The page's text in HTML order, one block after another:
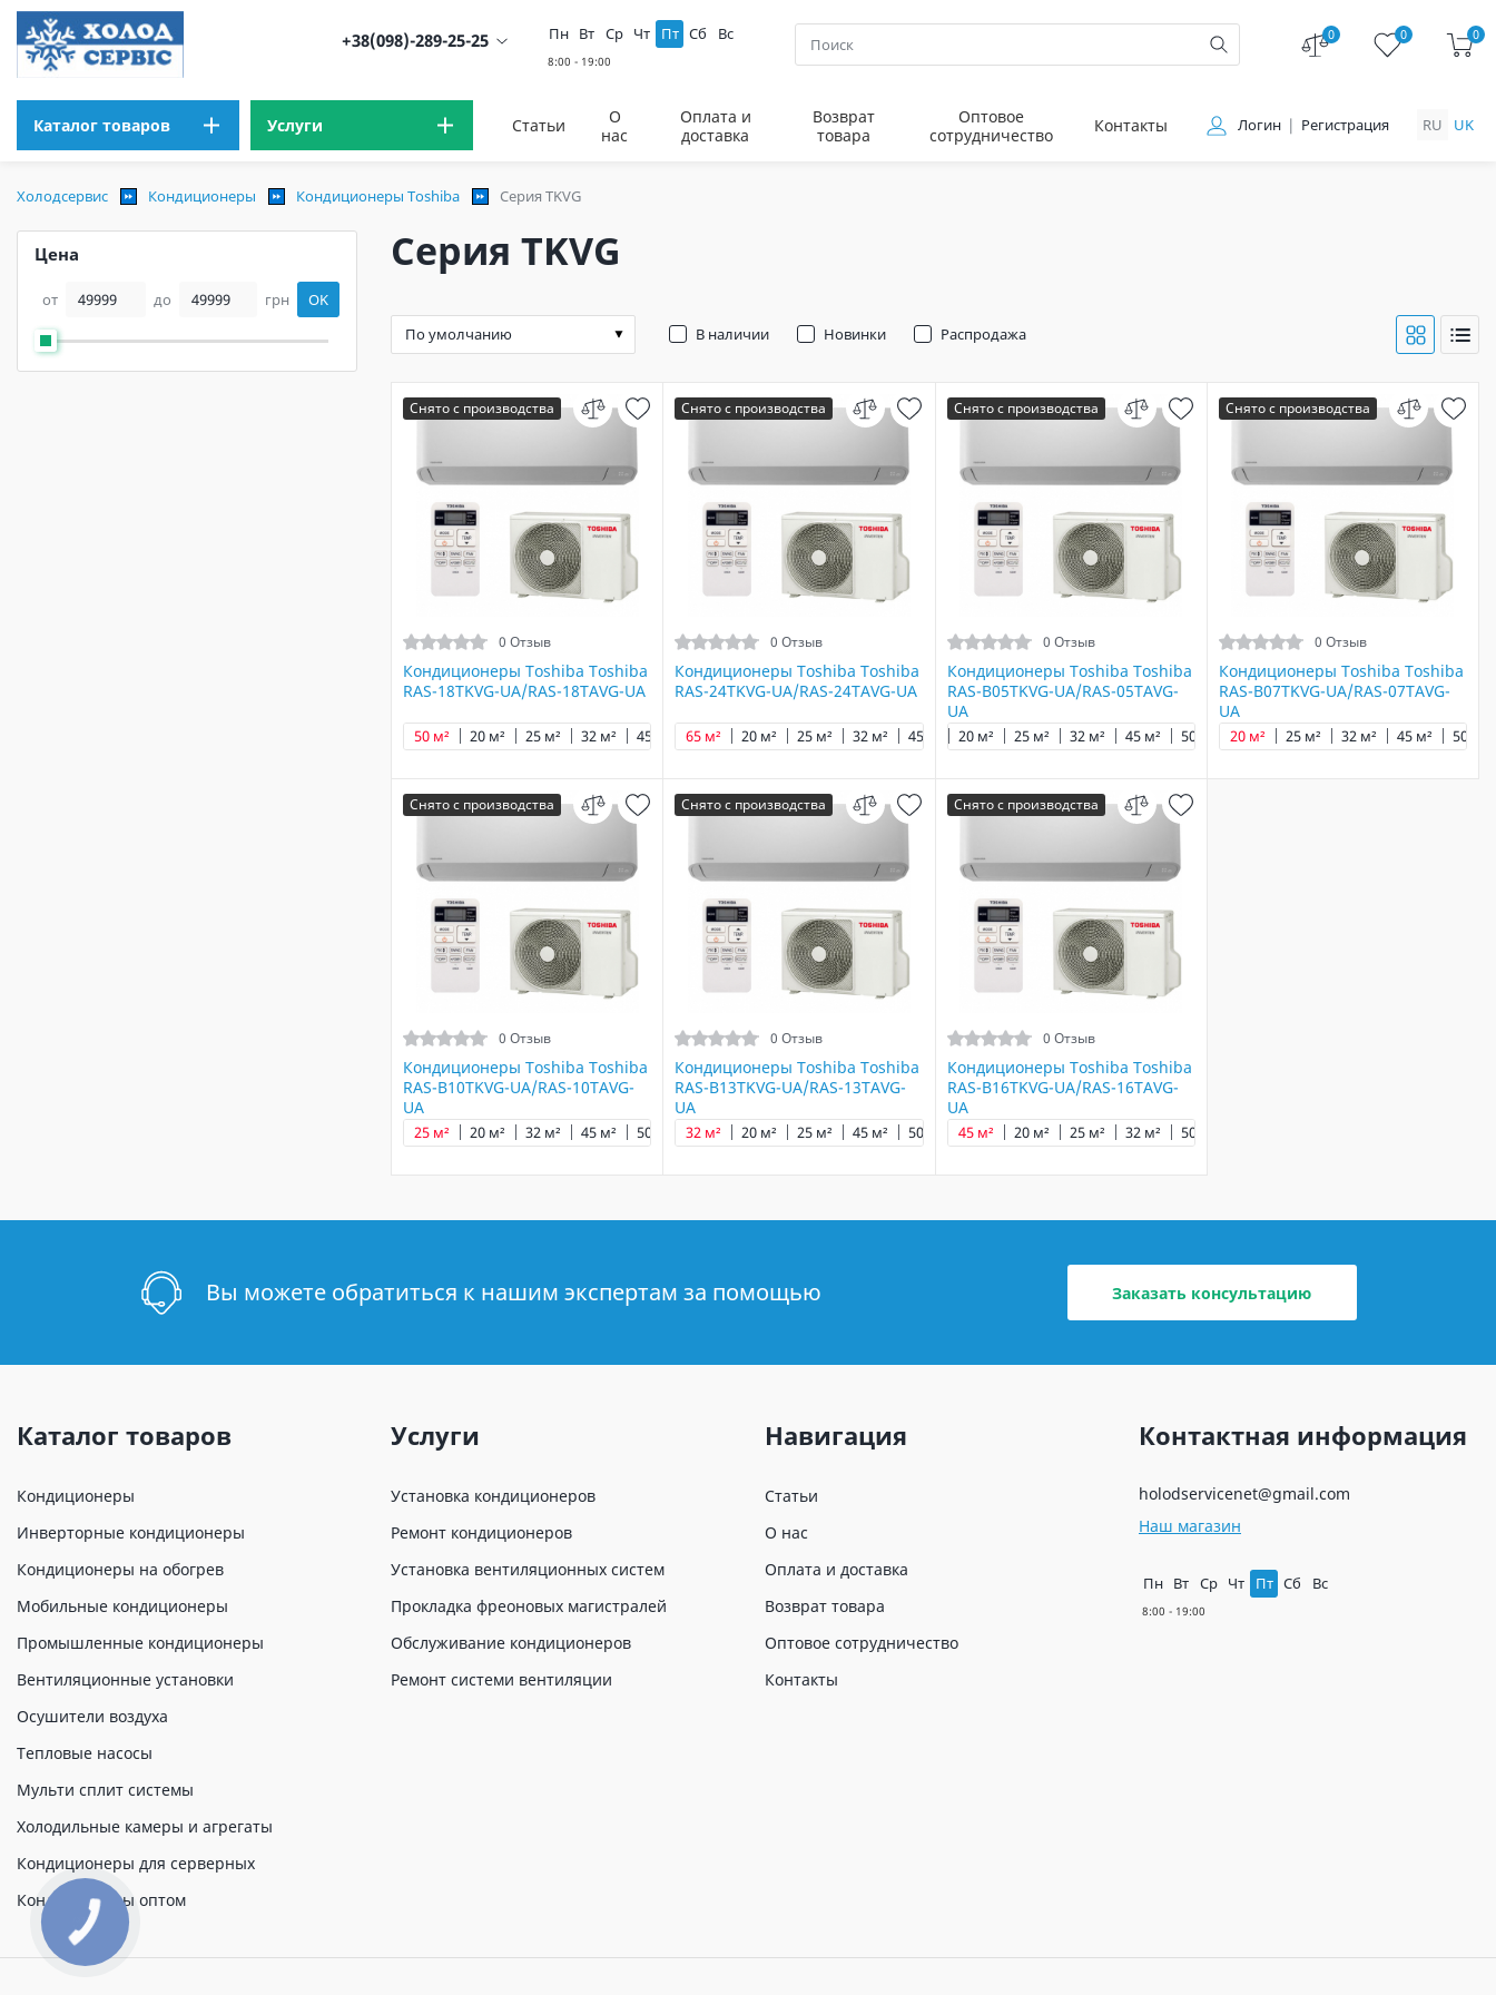
+38(098)-289-25-25 Пн Вт Ср Чт Пт Сб Вс 0 0 0
Каталог товаров Услуги Статьи
О
нас
Оплата и
доставка
Возврат
товара
Оптовое
сотрудничество
Контакты Логин Регистрация RU UK
Холодсервис Кондиционеры Кондиционеры Toshiba Серия TKVG
Цена
от до грн OK
Серия TKVG
В наличии Новинки Распродажа
Снято с производства
0 Отзыв
Кондиционеры Toshiba Toshiba
RAS-18TKVG-UA/RAS-18TAVG-UA
20 м² 25 м² 32 м² 45 м²
50 м² 65 м²
Снято с производства
0 Отзыв
Кондиционеры Toshiba Toshiba
RAS-24TKVG-UA/RAS-24TAVG-UA
20 м² 25 м² 32 м² 45 м² 50 м²
65 м²
Снято с производства
0 Отзыв
Кондиционеры Toshiba Toshiba
RAS-B05TKVG-UA/RAS-05TAVG-
UA
20 м² 25 м² 32 м² 45 м² 50 м² 65 м²
Снято с производства
0 Отзыв
Кондиционеры Toshiba Toshiba
RAS-B07TKVG-UA/RAS-07TAVG-
UA
20 м² 25 м² 32 м² 45 м² 50 м²
Снято с производства
0 Отзыв
Кондиционеры Toshiba Toshiba
RAS-B10TKVG-UA/RAS-10TAVG-
UA
20 м²
25 м² 32 м² 45 м² 50 м² 65 м²
Снято с производства
0 Отзыв
Кондиционеры Toshiba Toshiba
RAS-B13TKVG-UA/RAS-13TAVG-
UA
20 м² 25 м²
32 м² 45 м² 50 м² 65 м²
Снято с производства
0 Отзыв
Кондиционеры Toshiba Toshiba
RAS-B16TKVG-UA/RAS-16TAVG-
UA
20 м² 25 м² 32 м²
45 м² 50 м²
Вы можете обратиться к нашим экспертам за помощью Заказать консультацию
Каталог товаров
Кондиционеры
Инверторные кондиционеры
Кондиционеры на обогрев
Мобильные кондиционеры
Промышленные кондиционеры
Вентиляционные установки
Осушители воздуха
Тепловые насосы
Мульти сплит системы
Холодильные камеры и агрегаты
Кондиционеры для серверных
Кондиционеры оптом
Услуги
Установка кондиционеров
Ремонт кондиционеров
Установка вентиляционных систем
Прокладка фреоновых магистралей
Обслуживание кондиционеров
Ремонт системи вентиляции
Навигация
Статьи
О нас
Оплата и доставка
Возврат товара
Оптовое сотрудничество
Контакты
Контактная информация
holodservicenet@gmail.com
Наш магазин
Пн Вт Ср Чт Пт Сб Вс
КНОПКА
ЗВ'ЯЗКУ